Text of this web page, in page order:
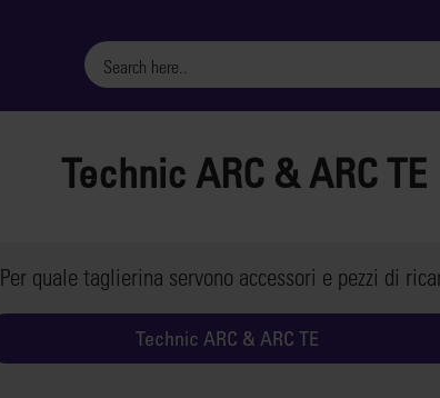
Technic ARC & ARC TE
Per quale taglierina servono accessori e pezzi di
Technic ARC & ARC TE